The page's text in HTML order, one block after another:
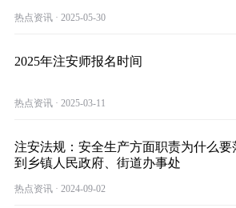
热点资讯 · 2025-05-30
2025年注安师报名时间
热点资讯 · 2025-03-11
注安法规：安全生产方面职责为什么要
到乡镇人民政府、街道办事处
热点资讯 · 2024-09-02